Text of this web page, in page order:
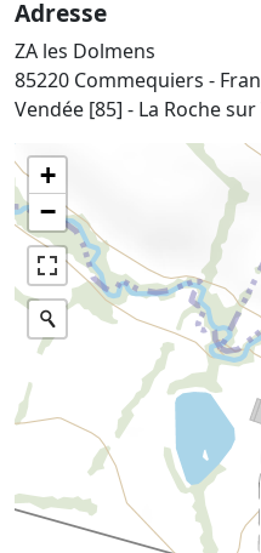
Adresse
ZA les Dolmens
85220 Commequiers -
Vendée [85] - La Roche
+
−